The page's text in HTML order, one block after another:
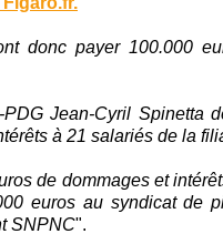
donc payer 100.000
Jean-Cyril Spinetta
à 21 salariés de la
de dommages et
euros au syndicat de
SNPNC".